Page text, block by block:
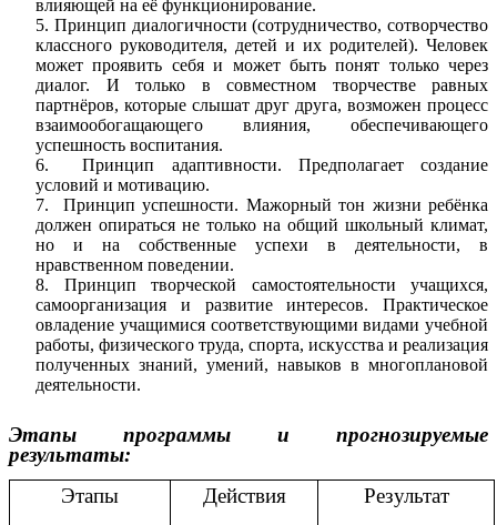
влияющей на её функционирование.
5. Принцип диалогичности (сотрудничество, сотворчество
классного руководителя, детей и их родителей). Человек
может проявить себя и может быть понят только через
диалог. И только в совместном творчестве равных
партнёров, которые слышат друг друга, возможен процесс
взаимообогащающего влияния, обеспечивающего
успешность воспитания.
6. Принцип адаптивности. Предполагает создание
условий и мотивацию.
7. Принцип успешности. Мажорный тон жизни ребёнка
должен опираться не только на общий школьный климат,
но и на собственные успехи в деятельности, в
нравственном поведении.
8. Принцип творческой самостоятельности учащихся,
самоорганизация и развитие интересов. Практическое
овладение учащимися соответствующими видами учебной
работы, физического труда, спорта, искусства и реализация
полученных знаний, умений, навыков в многоплановой
деятельности.
Этапы программы и прогнозируемые
результаты:
Этапы
Действия Результат